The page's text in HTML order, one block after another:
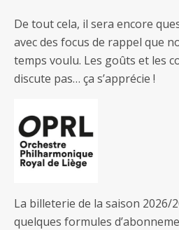
De tout cela, il sera encore
avec des focus de rappel que
temps voulu. Les goûts et les
discute pas… ça s’apprécie !
La billeterie de la saison 2026/
quelques formules